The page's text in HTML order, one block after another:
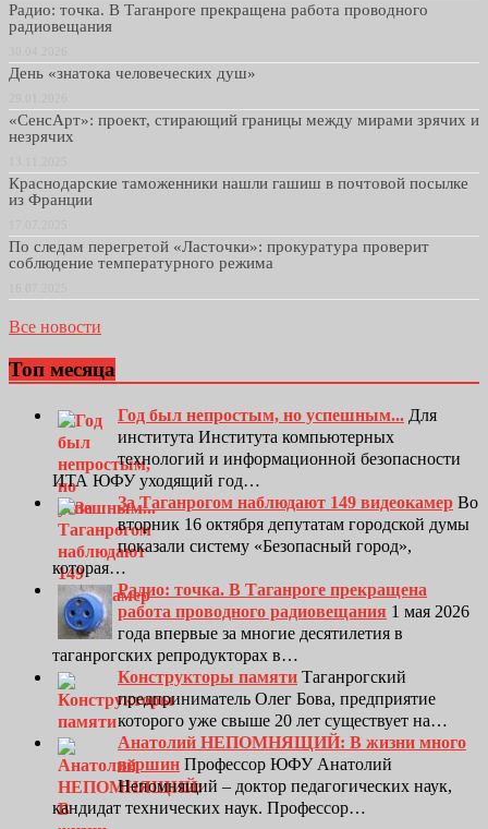
Радио: точка. В Таганроге прекращена работа проводного
радиовещания
День «знатока человеческих душ»
«СенсАрт»: проект, стирающий границы между мирами зрячих и
незрячих
Краснодарские таможенники нашли гашиш в почтовой посылке
из Франции
По следам перегретой «Ласточки»: прокуратура проверит
соблюдение температурного режима
Все новости
Топ месяца
Год был непростым, но успешным... Для
института Института компьютерных
технологий и информационной безопасности
ИТА ЮФУ уходящий год…
За Таганрогом наблюдают 149 видеокамер Во
вторник 16 октября депутатам городской думы
показали систему «Безопасный город»,
которая…
Радио: точка. В Таганроге прекращена
работа проводного радиовещания 1 мая 2026
года впервые за многие десятилетия в
таганрогских репродукторах в…
Конструкторы памяти Таганрогский
предприниматель Олег Бова, предприятие
которого уже свыше 20 лет существует на…
Анатолий НЕПОМНЯЩИЙ: В жизни много
вершин Профессор ЮФУ Анатолий
Непомнящий – доктор педагогических наук,
кандидат технических наук. Профессор…